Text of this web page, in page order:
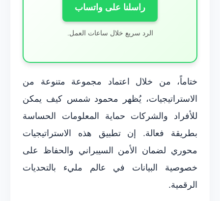
راسلنا على واتساب
الرد سريع خلال ساعات العمل.
ختاماً، من خلال اعتماد مجموعة متنوعة من
الاستراتيجيات، يُظهر محمود شمس كيف يمكن
للأفراد والشركات حماية المعلومات الحساسة
بطريقة فعالة. إن تطبيق هذه الاستراتيجيات
محوري لضمان الأمن السيبراني والحفاظ على
خصوصية البيانات في عالم مليء بالتحديات
الرقمية.